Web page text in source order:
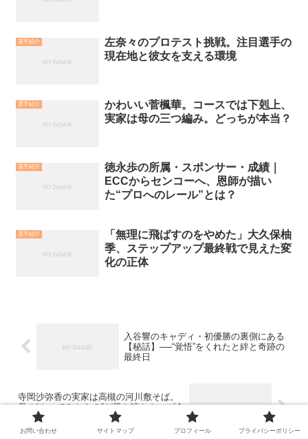
選手紹介
左奈々のプロテスト挑戦。注目選手の
現在地と彼女を支える環境
選手紹介
かわいい菅楓華。コースでは下剋上、
実家は母の三つ編み。どっちが本当？
選手紹介
徳永歩の所属・スポンサー・成績｜
ECCからセンコーへ、恩師が描い
た“プロへのレール”とは？
選手紹介
「無理に飛ばすのをやめた」大久保柚
季、ステップアップ最終戦で見えた変
化の正体
入谷響のキャディ・初優勝の裏側にある
【秘話】──“覚悟”をくれたと絆と奇跡の
最終日
寺岡沙弥香の実家は高槻の河川敷そば。
母の“やってみたら？”が風を読むトップ合
格を生んだ
お問い合わせ サイトマップ プロフィール プライバシーポリシー